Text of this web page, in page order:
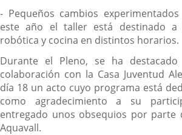
- Pequeños cambios
este año el taller está destinado a
robótica y cocina en distintos horarios.
Durante el Pleno, se ha
colaboración con la Casa Juventud
día 18 un acto cuyo programa está
como agradecimiento a su
entregado unos obsequios por parte
Aquavall.